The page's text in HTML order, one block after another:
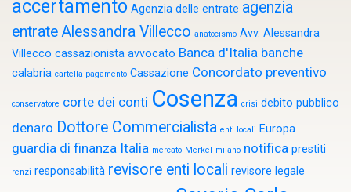
accertamento Agenzia delle entrate agenzia
entrateAlessandra Villecco anatocismo Avv. Alessandra
Villecco cassazionista avvocato Banca d'Italia banche
calabria cartella pagamento Cassazione Concordato preventivo
conservatore corte dei conti Cosenza crisi debito pubblico
denaro Dottore Commercialista enti locali Europa
guardia di finanza Italia mercato Merkel milano notifica prestiti
renzi responsabilità revisore enti locali revisore legale